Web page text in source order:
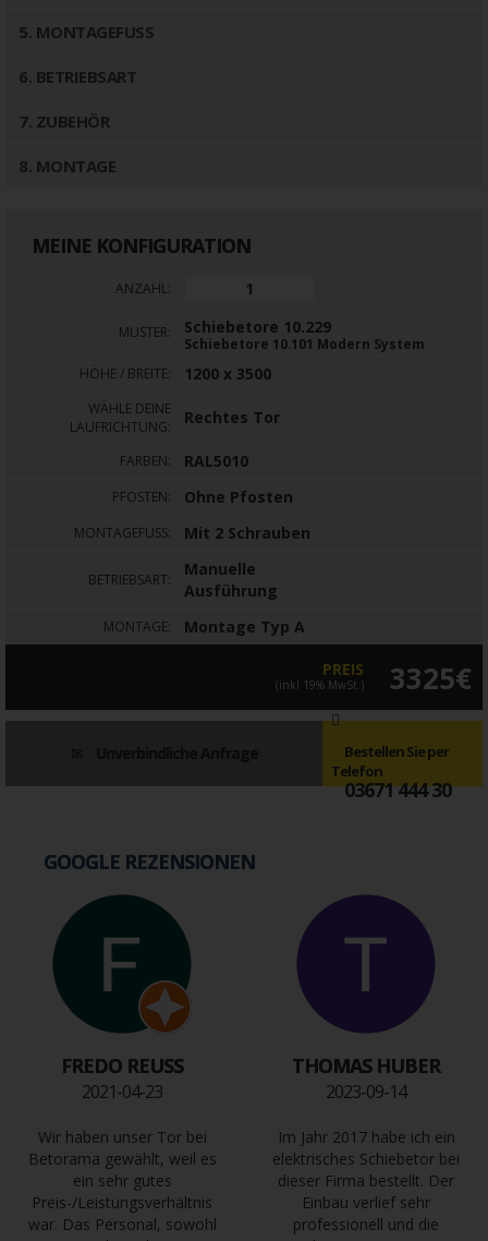
5. MONTAGEFUSS
6. BETRIEBSART
7. ZUBEHÖR
8. MONTAGE
MEINE KONFIGURATION
ANZAHL:
MUSTER: Schiebetore 10.229
Schiebetore 10.101 Modern System
HÖHE / BREITE: 1200 x 3500
WÄHLE DEINE
LAUFRICHTUNG:
Rechtes Tor
FARBEN: RAL5010
PFOSTEN: Ohne Pfosten
MONTAGEFUSS: Mit 2 Schrauben
BETRIEBSART:
Manuelle
Ausführung
MONTAGE: Montage Typ A
PREIS
(inkl 19% MwSt.) 3325€
Bestellen Sie per
Telefon
03671 444 30
GOOGLE REZENSIONEN
FREDO REUSS
2021-04-23
Wir haben unser Tor bei
Betorama gewählt, weil es
ein sehr gutes
Preis-/Leistungsverhältnis
war. Das Personal, sowohl
THOMAS HUBER
2023-09-14
Im Jahr 2017 habe ich ein
elektrisches Schiebetor bei
dieser Firma bestellt. Der
Einbau verlief sehr
professionell und die